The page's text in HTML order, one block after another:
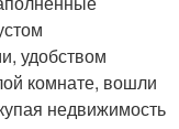
удобством
комнате, вошли
недвижимость